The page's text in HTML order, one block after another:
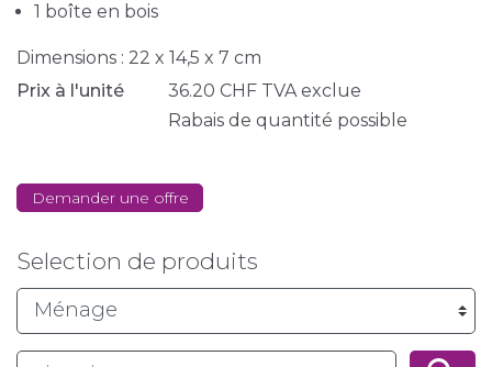
1 boîte en bois
Dimensions : 22 x 14,5 x 7 cm
Prix à l'unité
36.20 CHF TVA exclue
Rabais de quantité possible
Demander une offre
Selection de produits